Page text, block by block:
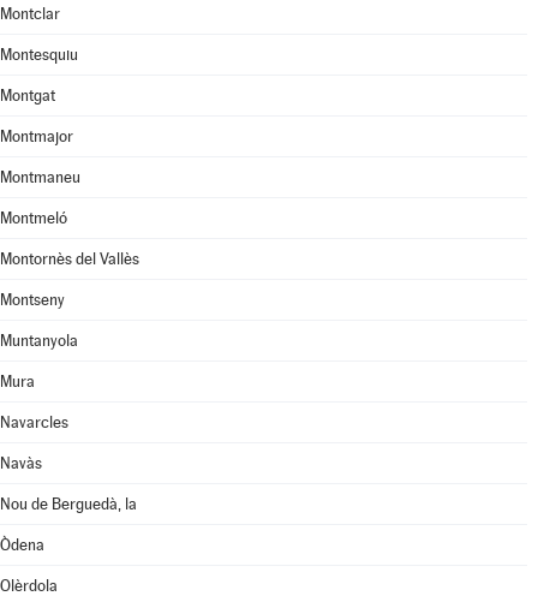
Montclar
Montesquiu
Montgat
Montmajor
Montmaneu
Montmeló
Montornès del Vallès
Montseny
Muntanyola
Mura
Navarcles
Navàs
Nou de Berguedà, la
Òdena
Olèrdola